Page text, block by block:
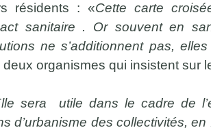
résidents : «Cette carte
sanitaire . Or souvent en
ne s’additionnent pas,
deux organismes qui insistent sur
sera utile dans le cadre de
d’urbanisme des collectivités, en